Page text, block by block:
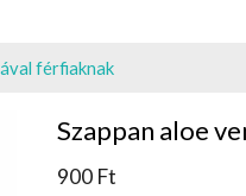
férfiaknak
Szappan aloe
900 Ft